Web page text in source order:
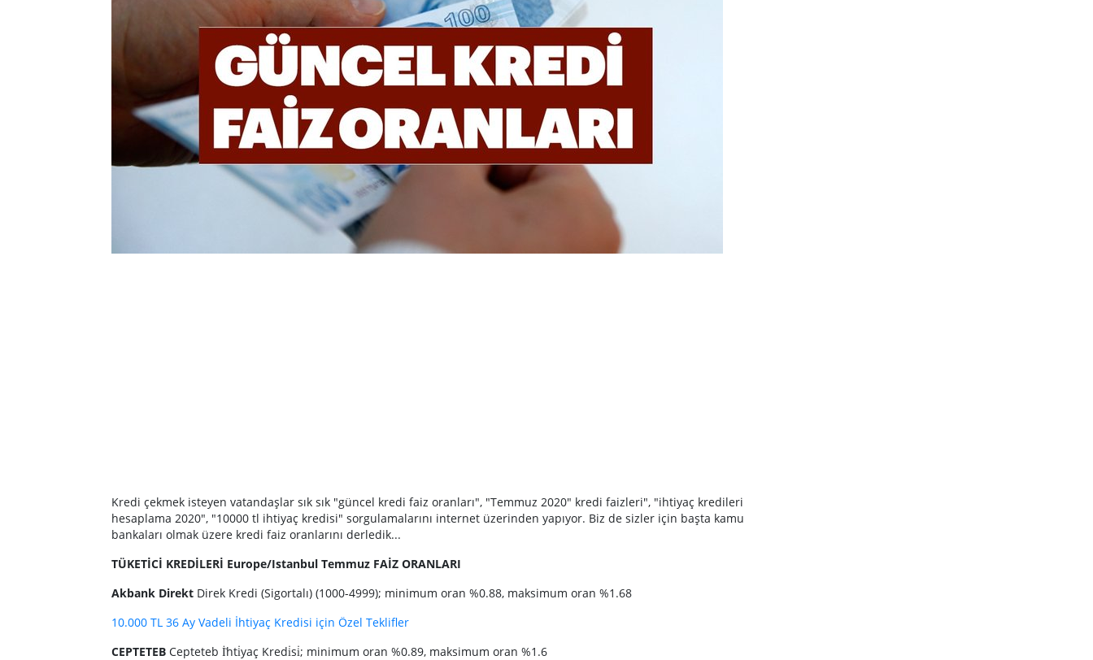
Kredi çekmek isteyen vatandaşlar sık sık "güncel kredi faiz oranları", "Temmuz 2020" kredi faizleri", "ihtiyaç kredileri
hesaplama 2020", "10000 tl ihtiyaç kredisi" sorgulamalarını internet üzerinden yapıyor. Biz de sizler için başta kamu
bankaları olmak üzere kredi faiz oranlarını derledik...
TÜKETİCİ KREDİLERİ Europe/Istanbul Temmuz FAİZ ORANLARI
Akbank Direkt Direk Kredi (Sigortalı) (1000-4999); minimum oran %0.88, maksimum oran %1.68
10.000 TL 36 Ay Vadeli İhtiyaç Kredisi için Özel Teklifler
CEPTETEB Cepteteb İ̇hti̇yaç Kredi̇si̇; minimum oran %0.89, maksimum oran %1.6